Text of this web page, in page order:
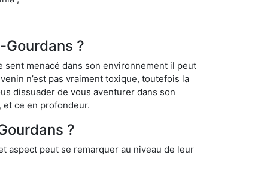
?
sent menacé dans son environnement il peut
n’est pas vraiment toxique, toutefois la
dissuader de vous aventurer dans son
ce en profondeur.
?
aspect peut se remarquer au niveau de leur